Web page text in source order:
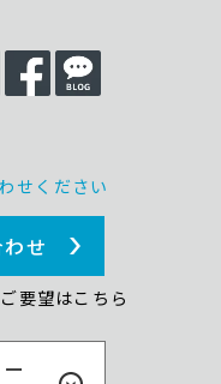
せください
せ
要望はこちら